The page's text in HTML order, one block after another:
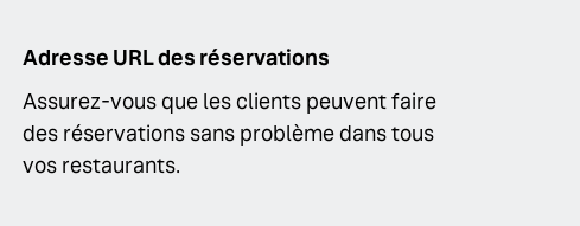
Adresse URL des réservations
Assurez-vous que les clients peuvent faire
des réservations sans problème dans tous
vos restaurants.